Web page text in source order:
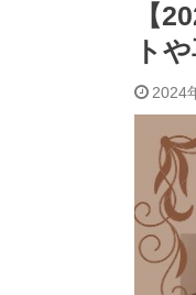
【
ト
2024